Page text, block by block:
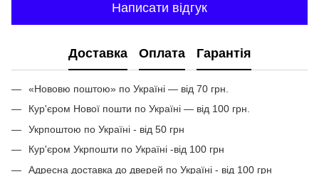
Написати відгук
Доставка Оплата Гарантія
«Нововю поштою» по Україні — від 70 грн.
Кур'єром Нової пошти по Україні — від 100 грн.
Укрпоштою по Україні - від 50 грн
Кур'єром Укрпошти по Україні -від 100 грн
Адресна доставка до дверей по Україні - від 100 грн